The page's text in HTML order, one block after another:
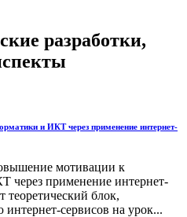
разработки,
и ИКТ через применение интернет-
мотивации к
через применение интернет-
теоретический блок,
сервисов на урок...